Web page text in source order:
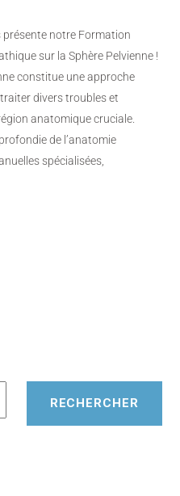
notre Formation
sur la Sphère Pelvienne !
constitue une approche
divers troubles et
anatomique cruciale.
de l’anatomie
spécialisées,
RECHERCHER